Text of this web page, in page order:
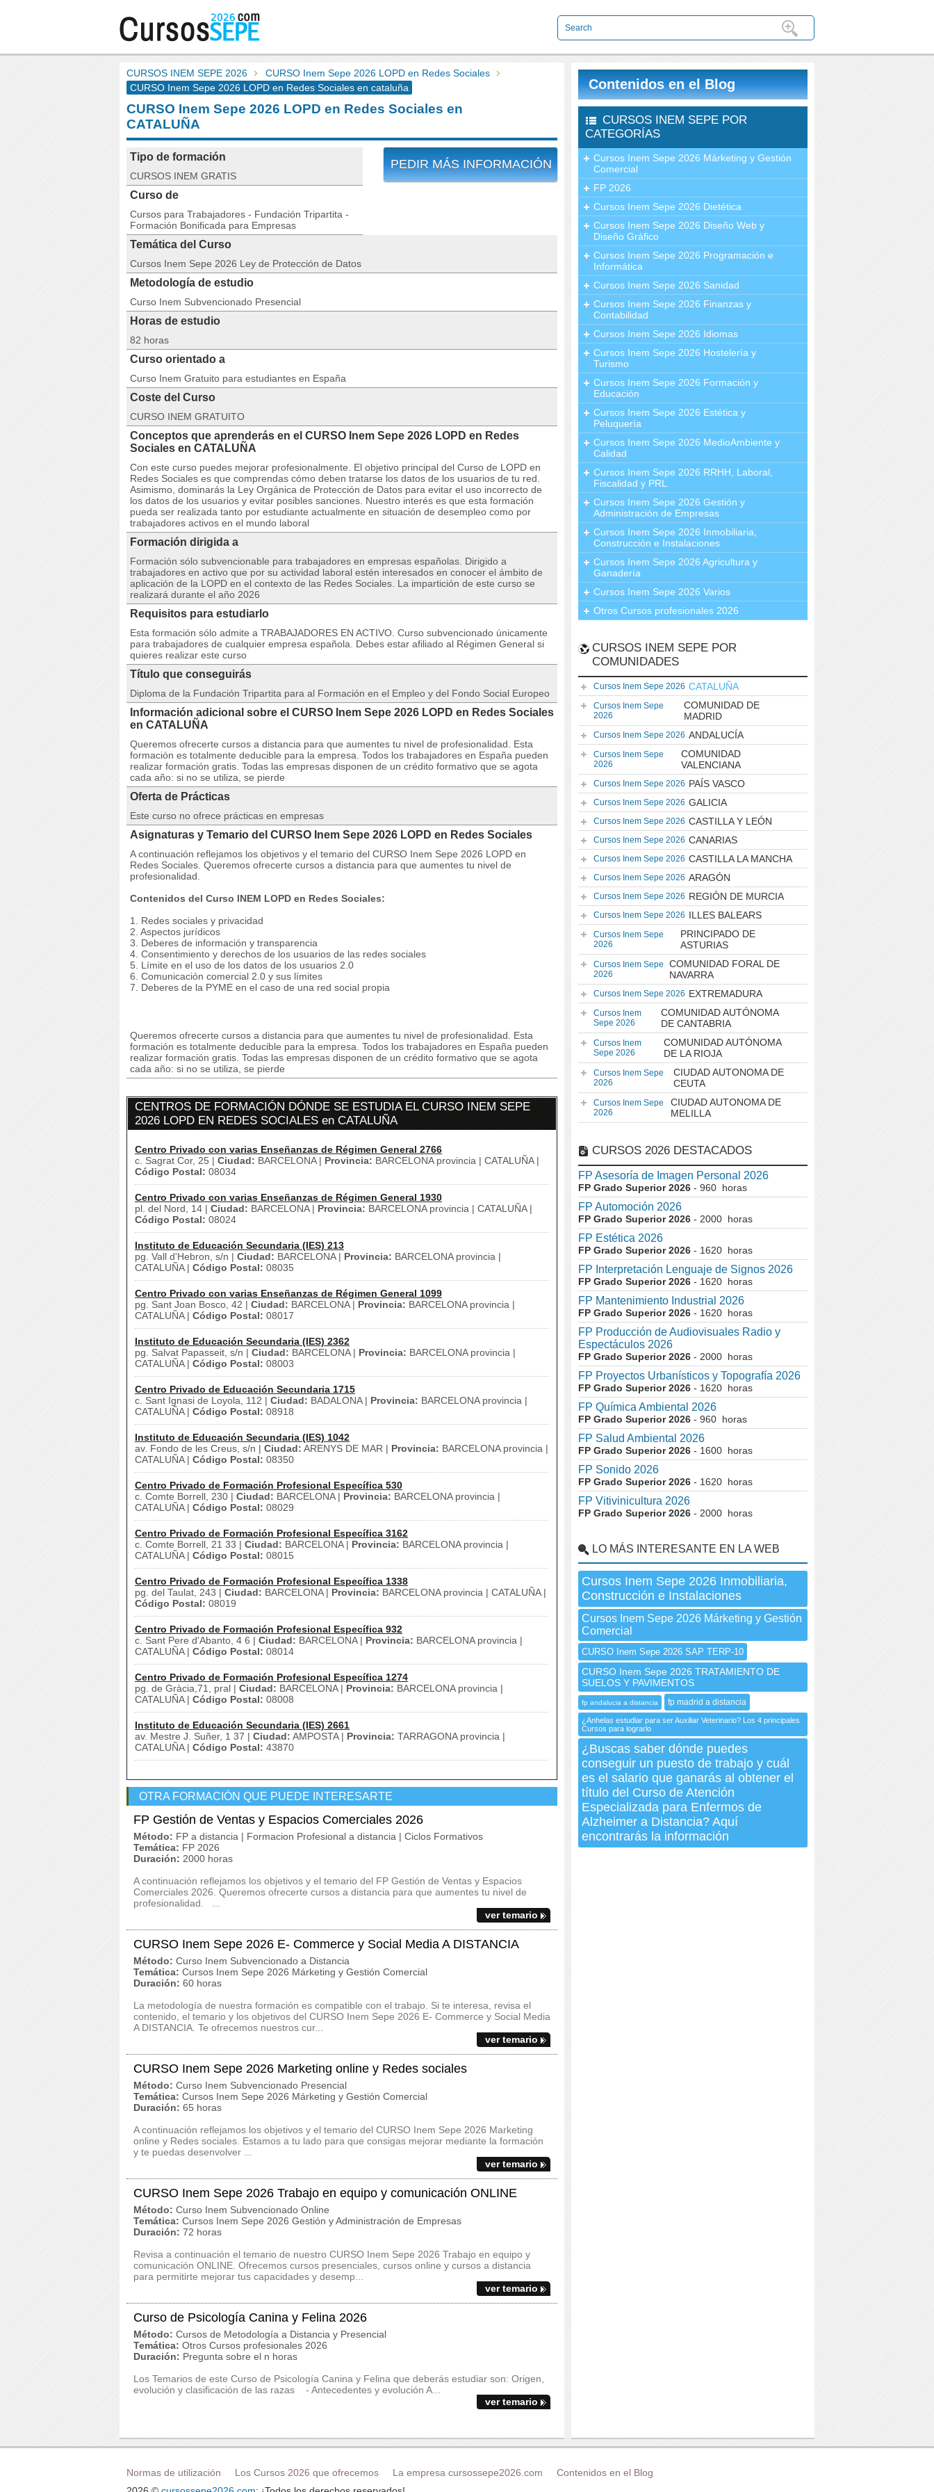
CURSOS INEM SEPE 2026
CURSO Inem Sepe 2026 LOPD en Redes Sociales
CURSO Inem Sepe 2026 LOPD en Redes Sociales en cataluña
CURSO Inem Sepe 2026 LOPD en Redes Sociales en
CATALUÑA
PEDIR MÁS INFORMACIÓN
Tipo de formación
CURSOS INEM GRATIS
Curso de
Cursos para Trabajadores - Fundación Tripartita -
Formación Bonificada para Empresas
Temática del Curso
Cursos Inem Sepe 2026 Ley de Protección de Datos
Metodología de estudio
Curso Inem Subvencionado Presencial
Horas de estudio
82 horas
Curso orientado a
Curso Inem Gratuito para estudiantes en España
Coste del Curso
CURSO INEM GRATUITO
Conceptos que aprenderás en el CURSO Inem Sepe 2026 LOPD en Redes
Sociales en CATALUÑA
Con este curso puedes mejorar profesionalmente. El objetivo principal del Curso de LOPD en
Redes Sociales es que comprendas cómo deben tratarse los datos de los usuarios de tu red.
Asimismo, dominarás la Ley Orgánica de Protección de Datos para evitar el uso incorrecto de
los datos de los usuarios y evitar posibles sanciones. Nuestro interés es que esta formación
pueda ser realizada tanto por estudiante actualmente en situación de desempleo como por
trabajadores activos en el mundo laboral
Formación dirigida a
Formación sólo subvencionable para trabajadores en empresas españolas. Dirigido a
trabajadores en activo que por su actividad laboral estén interesados en conocer el ámbito de
aplicación de la LOPD en el contexto de las Redes Sociales. La impartición de este curso se
realizará durante el año 2026
Requisitos para estudiarlo
Esta formación sólo admite a TRABAJADORES EN ACTIVO. Curso subvencionado únicamente
para trabajadores de cualquier empresa española. Debes estar afiliado al Régimen General si
quieres realizar este curso
Título que conseguirás
Diploma de la Fundación Tripartita para al Formación en el Empleo y del Fondo Social Europeo
Información adicional sobre el CURSO Inem Sepe 2026 LOPD en Redes Sociales
en CATALUÑA
Queremos ofrecerte cursos a distancia para que aumentes tu nivel de profesionalidad. Esta
formación es totalmente deducible para la empresa. Todos los trabajadores en España pueden
realizar formación gratis. Todas las empresas disponen de un crédito formativo que se agota
cada año: si no se utiliza, se pierde
Oferta de Prácticas
Este curso no ofrece prácticas en empresas
Asignaturas y Temario del CURSO Inem Sepe 2026 LOPD en Redes Sociales
A continuación reflejamos los objetivos y el temario del CURSO Inem Sepe 2026 LOPD en
Redes Sociales. Queremos ofrecerte cursos a distancia para que aumentes tu nivel de
profesionalidad.
Contenidos del Curso INEM LOPD en Redes Sociales:
1. Redes sociales y privacidad
2. Aspectos jurídicos
3. Deberes de información y transparencia
4. Consentimiento y derechos de los usuarios de las redes sociales
5. Límite en el uso de los datos de los usuarios 2.0
6. Comunicación comercial 2.0 y sus límites
7. Deberes de la PYME en el caso de una red social propia
Queremos ofrecerte cursos a distancia para que aumentes tu nivel de profesionalidad. Esta
formación es totalmente deducible para la empresa. Todos los trabajadores en España pueden
realizar formación gratis. Todas las empresas disponen de un crédito formativo que se agota
cada año: si no se utiliza, se pierde
CENTROS DE FORMACIÓN DÓNDE SE ESTUDIA EL CURSO INEM SEPE
2026 LOPD EN REDES SOCIALES en CATALUÑA
Centro Privado con varias Enseñanzas de Régimen General 2766
c. Sagrat Cor, 25 | Ciudad: BARCELONA | Provincia: BARCELONA provincia | CATALUÑA |
Código Postal: 08034
Centro Privado con varias Enseñanzas de Régimen General 1930
pl. del Nord, 14 | Ciudad: BARCELONA | Provincia: BARCELONA provincia | CATALUÑA |
Código Postal: 08024
Instituto de Educación Secundaria (IES) 213
pg. Vall d'Hebron, s/n | Ciudad: BARCELONA | Provincia: BARCELONA provincia |
CATALUÑA | Código Postal: 08035
Centro Privado con varias Enseñanzas de Régimen General 1099
pg. Sant Joan Bosco, 42 | Ciudad: BARCELONA | Provincia: BARCELONA provincia |
CATALUÑA | Código Postal: 08017
Instituto de Educación Secundaria (IES) 2362
pg. Salvat Papasseit, s/n | Ciudad: BARCELONA | Provincia: BARCELONA provincia |
CATALUÑA | Código Postal: 08003
Centro Privado de Educación Secundaria 1715
c. Sant Ignasi de Loyola, 112 | Ciudad: BADALONA | Provincia: BARCELONA provincia |
CATALUÑA | Código Postal: 08918
Instituto de Educación Secundaria (IES) 1042
av. Fondo de les Creus, s/n | Ciudad: ARENYS DE MAR | Provincia: BARCELONA provincia |
CATALUÑA | Código Postal: 08350
Centro Privado de Formación Profesional Específica 530
c. Comte Borrell, 230 | Ciudad: BARCELONA | Provincia: BARCELONA provincia |
CATALUÑA | Código Postal: 08029
Centro Privado de Formación Profesional Específica 3162
c. Comte Borrell, 21 33 | Ciudad: BARCELONA | Provincia: BARCELONA provincia |
CATALUÑA | Código Postal: 08015
Centro Privado de Formación Profesional Específica 1338
pg. del Taulat, 243 | Ciudad: BARCELONA | Provincia: BARCELONA provincia | CATALUÑA |
Código Postal: 08019
Centro Privado de Formación Profesional Específica 932
c. Sant Pere d'Abanto, 4 6 | Ciudad: BARCELONA | Provincia: BARCELONA provincia |
CATALUÑA | Código Postal: 08014
Centro Privado de Formación Profesional Específica 1274
pg. de Gràcia,71, pral | Ciudad: BARCELONA | Provincia: BARCELONA provincia |
CATALUÑA | Código Postal: 08008
Instituto de Educación Secundaria (IES) 2661
av. Mestre J. Suñer, 1 37 | Ciudad: AMPOSTA | Provincia: TARRAGONA provincia |
CATALUÑA | Código Postal: 43870
OTRA FORMACIÓN QUE PUEDE INTERESARTE
FP Gestión de Ventas y Espacios Comerciales 2026
Método: FP a distancia | Formacion Profesional a distancia | Ciclos Formativos
Temática: FP 2026
Duración: 2000 horas
A continuación reflejamos los objetivos y el temario del FP Gestión de Ventas y Espacios
Comerciales 2026. Queremos ofrecerte cursos a distancia para que aumentes tu nivel de
profesionalidad. ...
ver temario
CURSO Inem Sepe 2026 E- Commerce y Social Media A DISTANCIA
Método: Curso Inem Subvencionado a Distancia
Temática: Cursos Inem Sepe 2026 Márketing y Gestión Comercial
Duración: 60 horas
La metodología de nuestra formación es compatible con el trabajo. Si te interesa, revisa el
contenido, el temario y los objetivos del CURSO Inem Sepe 2026 E- Commerce y Social Media
A DISTANCIA. Te ofrecemos nuestros cur...
ver temario
CURSO Inem Sepe 2026 Marketing online y Redes sociales
Método: Curso Inem Subvencionado Presencial
Temática: Cursos Inem Sepe 2026 Márketing y Gestión Comercial
Duración: 65 horas
A continuación reflejamos los objetivos y el temario del CURSO Inem Sepe 2026 Marketing
online y Redes sociales. Estamos a tu lado para que consigas mejorar mediante la formación
y te puedas desenvolver ...
ver temario
CURSO Inem Sepe 2026 Trabajo en equipo y comunicación ONLINE
Método: Curso Inem Subvencionado Online
Temática: Cursos Inem Sepe 2026 Gestión y Administración de Empresas
Duración: 72 horas
Revisa a continuación el temario de nuestro CURSO Inem Sepe 2026 Trabajo en equipo y
comunicación ONLINE. Ofrecemos cursos presenciales, cursos online y cursos a distancia
para permitirte mejorar tus capacidades y desemp...
ver temario
Curso de Psicología Canina y Felina 2026
Método: Cursos de Metodología a Distancia y Presencial
Temática: Otros Cursos profesionales 2026
Duración: Pregunta sobre el n horas
Los Temarios de este Curso de Psicología Canina y Felina que deberás estudiar son: Origen,
evolución y clasificación de las razas - Antecedentes y evolución A...
ver temario
Contenidos en el Blog
CURSOS INEM SEPE POR
CATEGORÍAS
Cursos Inem Sepe 2026 Márketing y Gestión
Comercial
FP 2026
Cursos Inem Sepe 2026 Dietética
Cursos Inem Sepe 2026 Diseño Web y
Diseño Gráfico
Cursos Inem Sepe 2026 Programación e
Informática
Cursos Inem Sepe 2026 Sanidad
Cursos Inem Sepe 2026 Finanzas y
Contabilidad
Cursos Inem Sepe 2026 Idiomas
Cursos Inem Sepe 2026 Hostelería y
Turismo
Cursos Inem Sepe 2026 Formación y
Educación
Cursos Inem Sepe 2026 Estética y
Peluquería
Cursos Inem Sepe 2026 MedioAmbiente y
Calidad
Cursos Inem Sepe 2026 RRHH, Laboral,
Fiscalidad y PRL
Cursos Inem Sepe 2026 Gestión y
Administración de Empresas
Cursos Inem Sepe 2026 Inmobiliaria,
Construcción e Instalaciones
Cursos Inem Sepe 2026 Agricultura y
Ganadería
Cursos Inem Sepe 2026 Varios
Otros Cursos profesionales 2026
CURSOS INEM SEPE POR
COMUNIDADES
Cursos Inem Sepe 2026 CATALUÑA
Cursos Inem Sepe
2026
COMUNIDAD DE
MADRID
Cursos Inem Sepe 2026 ANDALUCÍA
Cursos Inem Sepe
2026
COMUNIDAD
VALENCIANA
Cursos Inem Sepe 2026 PAÍS VASCO
Cursos Inem Sepe 2026 GALICIA
Cursos Inem Sepe 2026 CASTILLA Y LEÓN
Cursos Inem Sepe 2026 CANARIAS
Cursos Inem Sepe 2026 CASTILLA LA MANCHA
Cursos Inem Sepe 2026 ARAGÓN
Cursos Inem Sepe 2026 REGIÓN DE MURCIA
Cursos Inem Sepe 2026 ILLES BALEARS
Cursos Inem Sepe
2026
PRINCIPADO DE
ASTURIAS
Cursos Inem Sepe
2026
COMUNIDAD FORAL DE
NAVARRA
Cursos Inem Sepe 2026 EXTREMADURA
Cursos Inem
Sepe 2026
COMUNIDAD AUTÓNOMA
DE CANTABRIA
Cursos Inem
Sepe 2026
COMUNIDAD AUTÓNOMA
DE LA RIOJA
Cursos Inem Sepe
2026
CIUDAD AUTONOMA DE
CEUTA
Cursos Inem Sepe
2026
CIUDAD AUTONOMA DE
MELILLA
CURSOS 2026 DESTACADOS
FP Asesoría de Imagen Personal 2026
FP Grado Superior 2026 - 960 horas
FP Automoción 2026
FP Grado Superior 2026 - 2000 horas
FP Estética 2026
FP Grado Superior 2026 - 1620 horas
FP Interpretación Lenguaje de Signos 2026
FP Grado Superior 2026 - 1620 horas
FP Mantenimiento Industrial 2026
FP Grado Superior 2026 - 1620 horas
FP Producción de Audiovisuales Radio y
Espectáculos 2026
FP Grado Superior 2026 - 2000 horas
FP Proyectos Urbanísticos y Topografía 2026
FP Grado Superior 2026 - 1620 horas
FP Química Ambiental 2026
FP Grado Superior 2026 - 960 horas
FP Salud Ambiental 2026
FP Grado Superior 2026 - 1600 horas
FP Sonido 2026
FP Grado Superior 2026 - 1620 horas
FP Vitivinicultura 2026
FP Grado Superior 2026 - 2000 horas
LO MÁS INTERESANTE EN LA WEB
Cursos Inem Sepe 2026 Inmobiliaria,
Construcción e Instalaciones
Cursos Inem Sepe 2026 Márketing y Gestión
Comercial
CURSO Inem Sepe 2026 SAP TERP-10
CURSO Inem Sepe 2026 TRATAMIENTO DE
SUELOS Y PAVIMENTOS
fp andalucia a distancia fp madrid a distancia
¿Anhelas estudiar para ser Auxiliar Veterinario? Los 4 principales
Cursos para lograrlo
¿Buscas saber dónde puedes
conseguir un puesto de trabajo y cuál
es el salario que ganarás al obtener el
título del Curso de Atención
Especializada para Enfermos de
Alzheimer a Distancia? Aquí
encontrarás la información
Normas de utilización Los Cursos 2026 que ofrecemos La empresa cursossepe2026.com
Contenidos en el Blog